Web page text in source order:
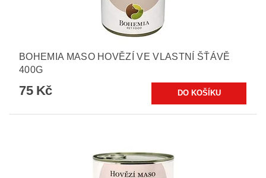
BOHEMIA MASO HOVĚZÍ VE VLASTNÍ ŠŤÁVĚ
400G
75 Kč